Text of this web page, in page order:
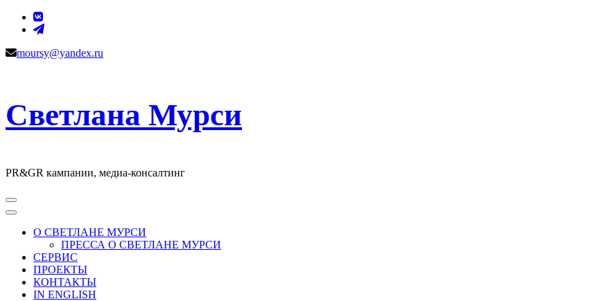
Перейти
moursy@yandex.ru
Светлана Мурси
PR&GR кампании, медиа-консалтинг
О СВЕТЛАНЕ МУРСИ
ПРЕССА О СВЕТЛАНЕ МУРСИ
СЕРВИС
ПРОЕКТЫ
КОНТАКТЫ
IN ENGLISH